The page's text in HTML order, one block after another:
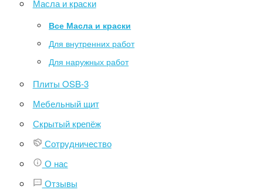
Масла и краски
Все Масла и краски
Для внутренних работ
Для наружных работ
Плиты OSB-3
Мебельный щит
Скрытый крепёж
Сотрудничество
О нас
Отзывы